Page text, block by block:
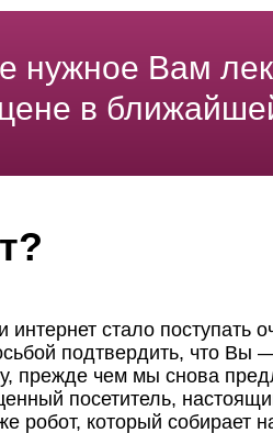
нужное Вам
в
стало поступать
подтвердить, что Вы
прежде чем мы снова
посетитель,
робот, который собирает